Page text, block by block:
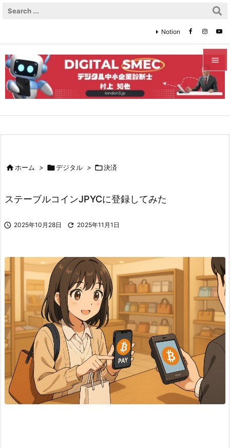


メニュ

Notion
ホーム > デジタル > 決済
ステーブルコインJPYCに登録してみた
 2025年10月28日  2025年11月1日